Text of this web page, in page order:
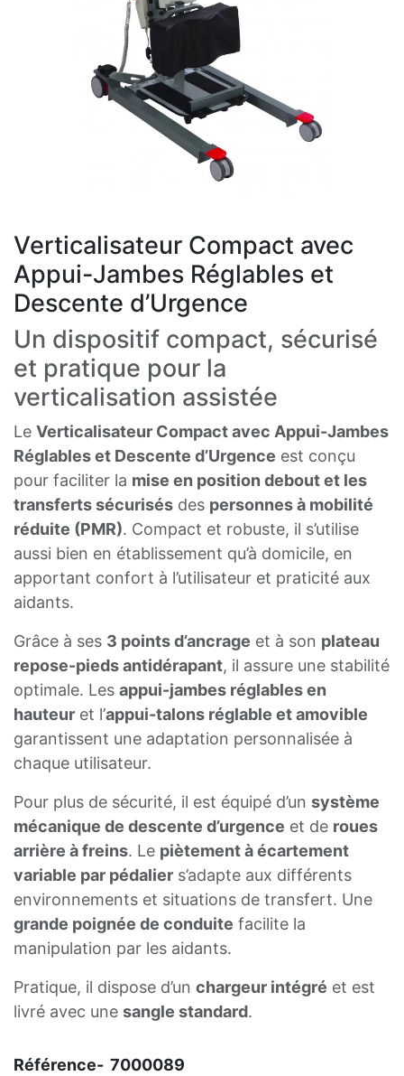
Verticalisateur Compact avec
Appui-Jambes Réglables et
Descente d’Urgence
Un dispositif compact, sécurisé
et pratique pour la
verticalisation assistée
Le Verticalisateur Compact avec Appui-Jambes
Réglables et Descente d’Urgence est conçu
pour faciliter la mise en position debout et les
transferts sécurisés des personnes à mobilité
réduite (PMR). Compact et robuste, il s’utilise
aussi bien en établissement qu’à domicile, en
apportant confort à l’utilisateur et praticité aux
aidants.
Grâce à ses 3 points d’ancrage et à son plateau
repose-pieds antidérapant, il assure une stabilité
optimale. Les appui-jambes réglables en
hauteur et l’appui-talons réglable et amovible
garantissent une adaptation personnalisée à
chaque utilisateur.
Pour plus de sécurité, il est équipé d’un système
mécanique de descente d’urgence et de roues
arrière à freins. Le piètement à écartement
variable par pédalier s’adapte aux différents
environnements et situations de transfert. Une
grande poignée de conduite facilite la
manipulation par les aidants.
Pratique, il dispose d’un chargeur intégré et est
livré avec une sangle standard.
Référence- 7000089